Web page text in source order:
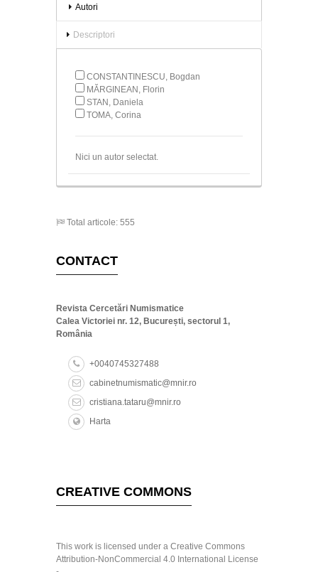
Autori
Descriptori
CONSTANTINESCU, Bogdan
MĂRGINEAN, Florin
STAN, Daniela
TOMA, Corina
Nici un autor selectat.
Total articole: 555
CONTACT
Revista Cercetări Numismatice
Calea Victoriei nr. 12, București, sectorul 1,
România
+0040745327488
cabinetnumismatic@mnir.ro
cristiana.tataru@mnir.ro
Harta
CREATIVE COMMONS
This work is licensed under a Creative Commons
Attribution-NonCommercial 4.0 International License